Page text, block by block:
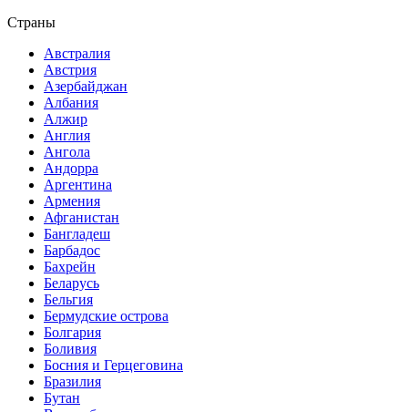
Страны
Австралия
Австрия
Азербайджан
Албания
Алжир
Англия
Ангола
Андорра
Аргентина
Армения
Афганистан
Бангладеш
Барбадос
Бахрейн
Беларусь
Бельгия
Бермудские острова
Болгария
Боливия
Босния и Герцеговина
Бразилия
Бутан